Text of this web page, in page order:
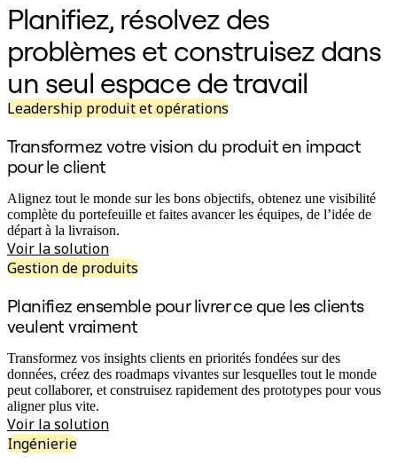
Par segment d’activité
Grandes entreprises
Petites entreprises
Start-ups
Par secteur
Numérique
Services professionnels
Industrie manufacturière
Commerce de détail
Services financiers
Gestion de produit
Conception et UX
Ingénierie
Opérations
Marketing
Par initiative stratégique
Système d’exploitation produit
Transformation des méthodes de travail
Expérience numérique du personnel
Conception de l’expérience client et de service
Ressources
Planifiez, résolvez des
problèmes et construisez dans
un seul espace de travail
Leadership produit et opérations
Transformez votre vision du produit en impact
pour le client
Alignez tout le monde sur les bons objectifs, obtenez une visibilité
complète du portefeuille et faites avancer les équipes, de l’idée de
départ à la livraison.
Voir la solution
Gestion de produits
Planifiez ensemble pour livrer ce que les clients
veulent vraiment
Transformez vos insights clients en priorités fondées sur des
données, créez des roadmaps vivantes sur lesquelles tout le monde
peut collaborer, et construisez rapidement des prototypes pour vous
aligner plus vite.
Voir la solution
Ingénierie